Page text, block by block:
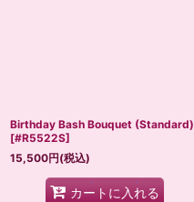
Birthday Bash Bouquet (Standard)
[#R5522S]
15,500円(税込)
カートに入れる